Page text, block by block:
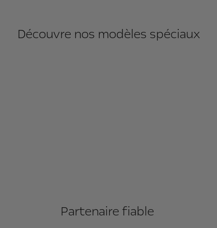
Découvre nos modèles spéciaux
Partenaire fiable